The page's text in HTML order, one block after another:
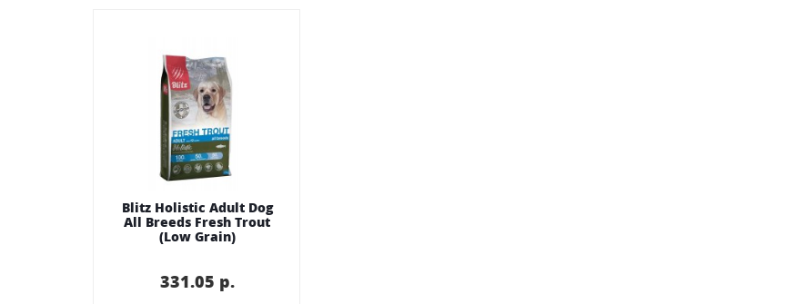
Blitz Holistic Adult Dog
All Breeds Fresh Trout
(Low Grain)
331.05 p.